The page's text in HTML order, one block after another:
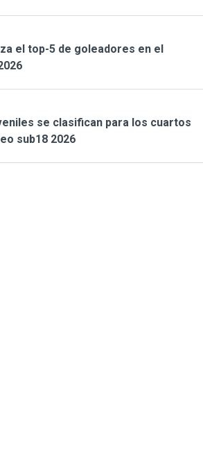
el top-5 de goleadores en el
se clasifican para los cuartos
sub18 2026